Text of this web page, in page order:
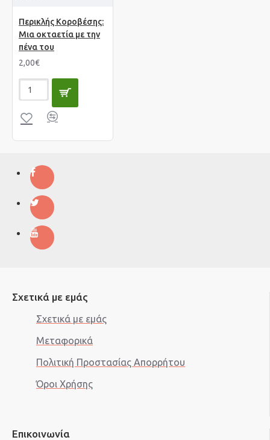
Περικλής Κοροβέσης:
Μια οκταετία με την
πένα του
2,00€
Σχετικά με εμάς
Σχετικά με εμάς
Μεταφορικά
Πολιτική Προστασίας Aπορρήτου
Όροι Χρήσης
Επικοινωνία